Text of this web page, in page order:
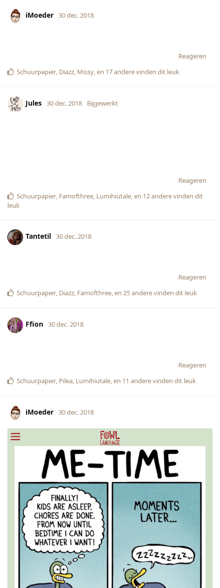
iMoeder 30 dec. 2018
Reageren
Schuurpapier Diazz Missy , en 17anderevinden dit leuk
Jules 30 dec. 2018 Bijgewerkt
Reageren
Schuurpapier Famofthree Lumihiutale , en 12anderevinden dit
leuk
Tantetil 30 dec. 2018
Reageren
Schuurpapier Diazz Famofthree , en 25anderevinden dit leuk
Ffion 30 dec. 2018
Reageren
Schuurpapier Pilea Lumihiutale , en 11 anderevinden dit leuk
iMoeder 30 dec. 2018